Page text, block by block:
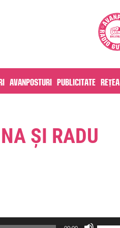
Avanposturi Publicitate Rețea
ȘI RADU
Use